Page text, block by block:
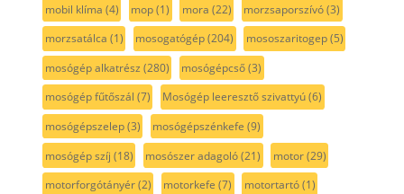
mobil klíma (4) mop(1) mora (22) morzsaporszívó(3)
morzsatálca (1) mosogatógép(204) mososzaritogep(5)
mosógép alkatrész (280) mosógépcső(3)
mosógép fűtőszál (7) Mosógép leeresztő szivattyú(6)
mosógépszelep(3) mosógépszénkefe (9)
mosógép szíj (18) mosószer adagoló(21) motor(29)
motorforgótányér(2) motorkefe (7) motortartó(1)